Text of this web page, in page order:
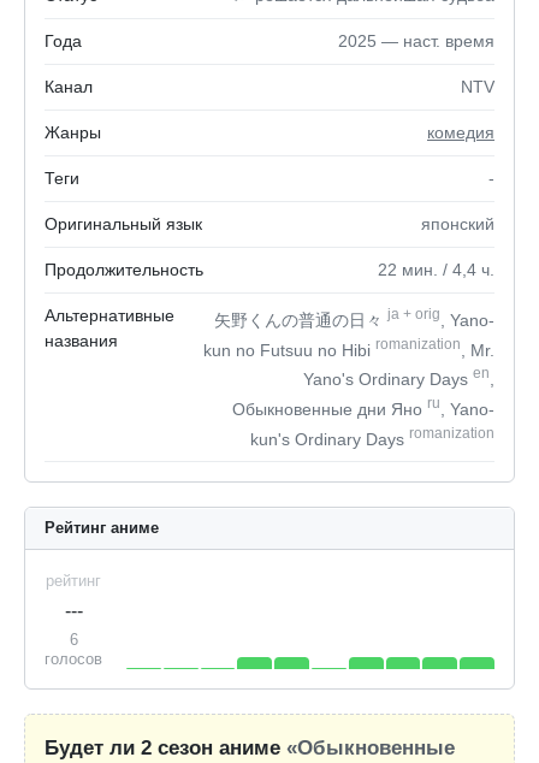
Года 2025 — наст. время
Канал NTV
Жанры комедия
Теги -
Оригинальный язык японский
Продолжительность 22 мин. / 4,4 ч.
Альтернативные
названия
矢野くんの普通の日々ja + orig
, Yano-
kun no Futsuu no Hibi romanization
, Mr.
Yano's Ordinary Days en
Обыкновенные дни Яно ru
, Yano-
kun's Ordinary Days romanization
Рейтинг аниме
рейтинг
---
6
голосов
Будет ли 2 сезон аниме «Обыкновенные